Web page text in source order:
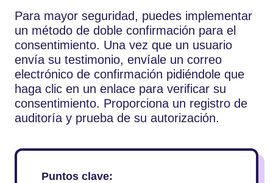
Para mayor seguridad, puedes implementar
un método de doble confirmación para el
consentimiento. Una vez que un usuario
envía su testimonio, envíale un correo
electrónico de confirmación pidiéndole que
haga clic en un enlace para verificar su
consentimiento. Proporciona un registro de
auditoría y prueba de su autorización.
Puntos clave: